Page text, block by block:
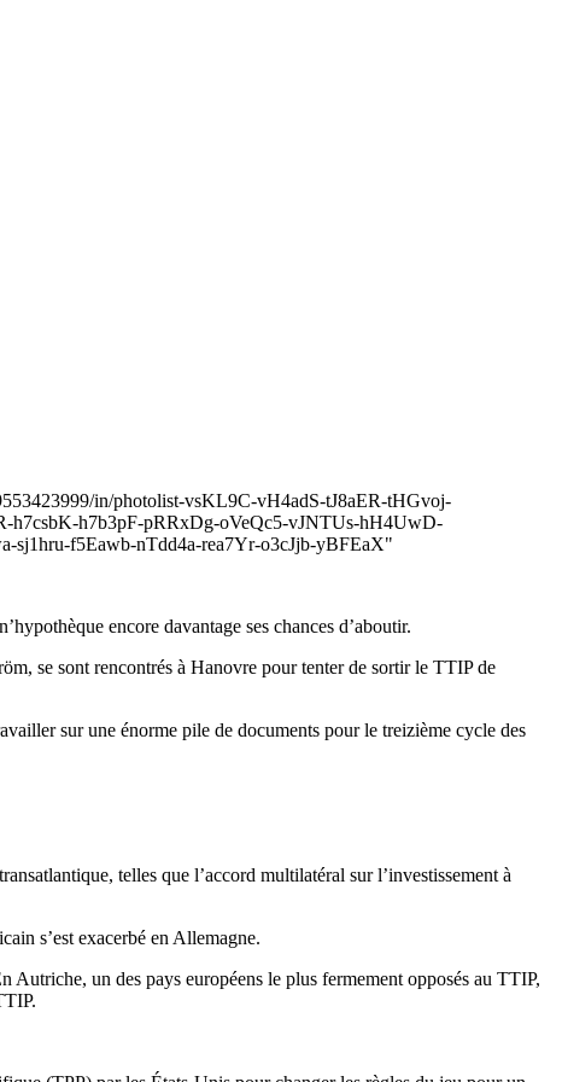
in/photolist-vsKL9C-vH4adS-tJ8aER-tHGvoj-
h7csbK-h7b3pF-pRRxDg-oVeQc5-vJNTUs-hH4UwD-
f5Eawb-nTdd4a-rea7Yr-o3cJjb-yBFEaX"
encore davantage ses chances d’aboutir.
se sont rencontrés à Hanovre pour tenter de sortir le TTIP de
sur une énorme pile de documents pour le treizième cycle des
telles que l’accord multilatéral sur l’investissement à
s’est exacerbé en Allemagne.
un des pays européens le plus fermement opposés au TTIP,